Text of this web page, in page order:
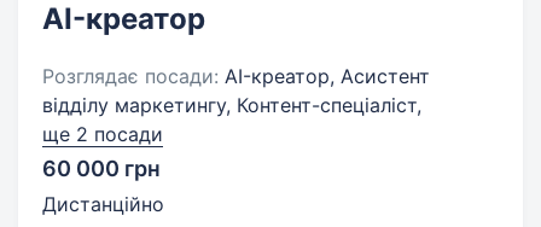
AI-креатор
Розглядає посади: AI-креатор, Асистент
відділу маркетингу, Контент-спеціаліст,
ще 2 посади
60 000 грн
Дистанційно